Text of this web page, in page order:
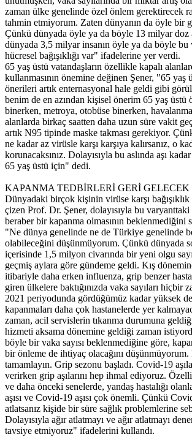
zaman ülke genelinde özel önlem gerektirecek
tahmin etmiyorum. Zaten dünyanın da öyle bir
Çünkü dünyada öyle ya da böyle 13 milyar doz
dünyada 3,5 milyar insanın öyle ya da böyle bu
hücresel bağışıklığı var" ifadelerine yer verdi.
65 yaş üstü vatandaşların özellikle kapalı
kullanmasının önemine değinen Şener, "65 yaş
önerileri artık enternasyonal hale geldi gibi
benim de en azından kişisel önerim 65 yaş üstü
binerken, metroya, otobüse binerken,
alanlarda birkaç saatten daha uzun süre vakit
artık N95 tipinde maske takması gerekiyor.
ne kadar az virüsle karşı karşıya kalırsanız, o
korunacaksınız. Dolayısıyla bu aslında aşı
65 yaş üstü için" dedi.
KAPANMA TEDBİRLERİ GERİ GELECEK
Dünyadaki birçok kişinin virüse karşı bağışıklık
çizen Prof. Dr. Şener, dolayısıyla bu varyanttaki
beraber bir kapanma olmasının beklenmediğini
"Ne dünya genelinde ne de Türkiye genelinde
olabileceğini düşünmüyorum. Çünkü dünyada
içerisinde 1,5 milyon civarında bir yeni olgu
geçmiş aylara göre gündeme geldi. Kış
itibariyle daha erken influenza, grip benzer
giren ülkelere baktığınızda vaka sayıları hiçbir
2021 periyodunda gördüğümüz kadar yüksek
kapanmaları daha çok hastanelerde yer
zaman, acil servislerin tıkanma durumuna
hizmeti aksama dönemine geldiği zaman
böyle bir vaka sayısı beklenmediğine göre,
bir önleme de ihtiyaç olacağını düşünmüyorum.
tamamlayın. Grip sezonu başladı. Covid-19
verirken grip aşılarını hep ihmal ediyoruz.
ve daha önceki senelerde, yandaş hastalığı
aşısı ve Covid-19 aşısı çok önemli. Çünkü
atlatsanız kişide bir süre sağlık problemlerine
Dolayısıyla ağır atlatmayı ve ağır atlatmayı
tavsiye etmiyoruz" ifadelerini kullandı.